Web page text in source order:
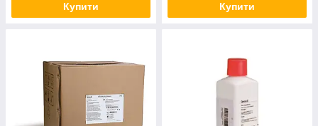
Купити Купити